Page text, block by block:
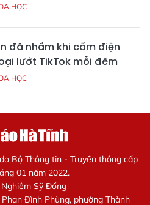
HỌC
đã nhầm khi cầm điện
lướt TikTok mỗi đêm
HỌC
Bộ Thông tin - Truyền thông cấp
01 năm 2022.
Nghiêm Sỹ Đống
Đình Phùng, phường Thành